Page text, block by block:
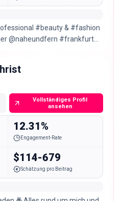
#beauty & #fashion
@naheundfern #frankfurt
Vollständiges Profil
ansehen
12.31%
Engagement-Rate
$114-679
Schätzung pro Beitrag